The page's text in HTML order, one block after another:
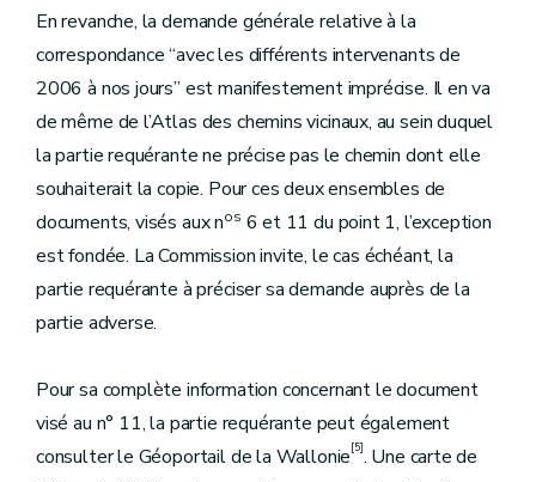
En revanche, la demande générale relative à la
correspondance “avec les différents intervenants de
2006 à nos jours” est manifestement imprécise. Il en va
de même de l’Atlas des chemins vicinaux, au sein duquel
la partie requérante ne précise pas le chemin dont elle
souhaiterait la copie. Pour ces deux ensembles de
documents, visés aux nos 6 et 11 du point 1, l’exception
est fondée. La Commission invite, le cas échéant, la
partie requérante à préciser sa demande auprès de la
partie adverse.
Pour sa complète information concernant le document
visé au n° 11, la partie requérante peut également
consulter le Géoportail de la Wallonie[5]. Une carte de